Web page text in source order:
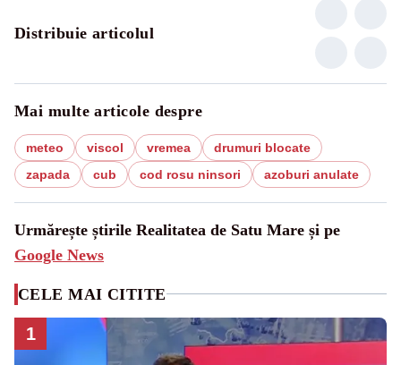
Distribuie articolul
Mai multe articole despre
meteo viscol vremea
drumuri blocate
zapada
cub cod rosu ninsori azoburi anulate
Urmărește știrile Realitatea de Satu Mare și pe
Google News
CELE MAI CITITE
1